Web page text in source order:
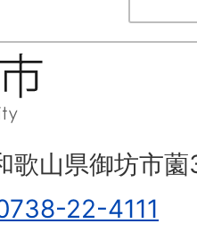
山県御坊市薗
22-4111